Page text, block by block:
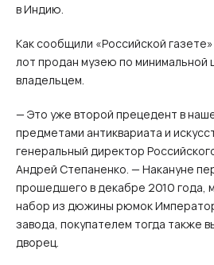
в Индию.
Как сообщили «Российской
лот продан музею по минимальной
владельцем.
— Это уже второй прецедент в
предметами антиквариата и
генеральный директор
Андрей Степаненко. — Накануне
прошедшего в декабре 2010 года,
набор из дюжины рюмок
завода, покупателем тогда также
дворец.